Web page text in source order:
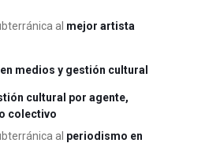
al mejor artista
medios y gestión cultural
cultural por agente,
colectivo
al periodismo en